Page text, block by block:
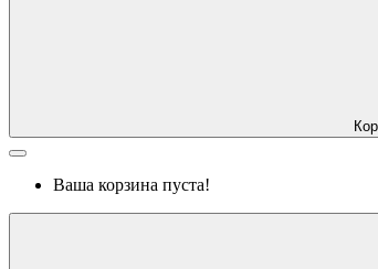
Ваша корзина пуста!